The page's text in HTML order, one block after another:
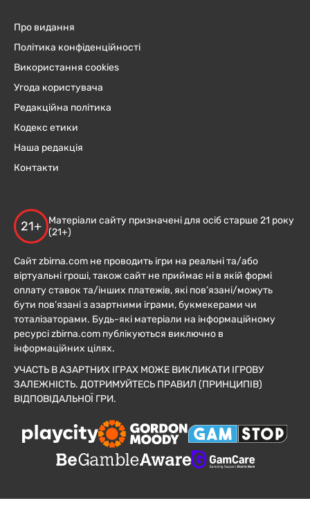
Про видання
Політика конфіденційності
Використання cookies
Угода користувача
Редакційна політика
Кодекс етики
Наша редакція
Контакти
21+
Матеріали сайту призначені для осіб старше 21 року
(21+)
Сайт zbirna.com не проводить ігри на реальні та/або
віртуальні гроші, також сайт не приймає ні в якій формі
оплату ставок та/інших платежів, які пов’язані/можуть
бути пов’язані з азартними іграми, букмекерами чи
тоталізаторами. Будь-які матеріали на інформаційному
ресурсі zbirna.com публікуються виключно в
інформаційних цілях.
УЧАСТЬ В АЗАРТНИХ ІГРАХ МОЖЕ ВИКЛИКАТИ ІГРОВУ
ЗАЛЕЖНІСТЬ. ДОТРИМУЙТЕСЬ ПРАВИЛ (ПРИНЦИПІВ)
ВІДПОВІДАЛЬНОЇ ГРИ.